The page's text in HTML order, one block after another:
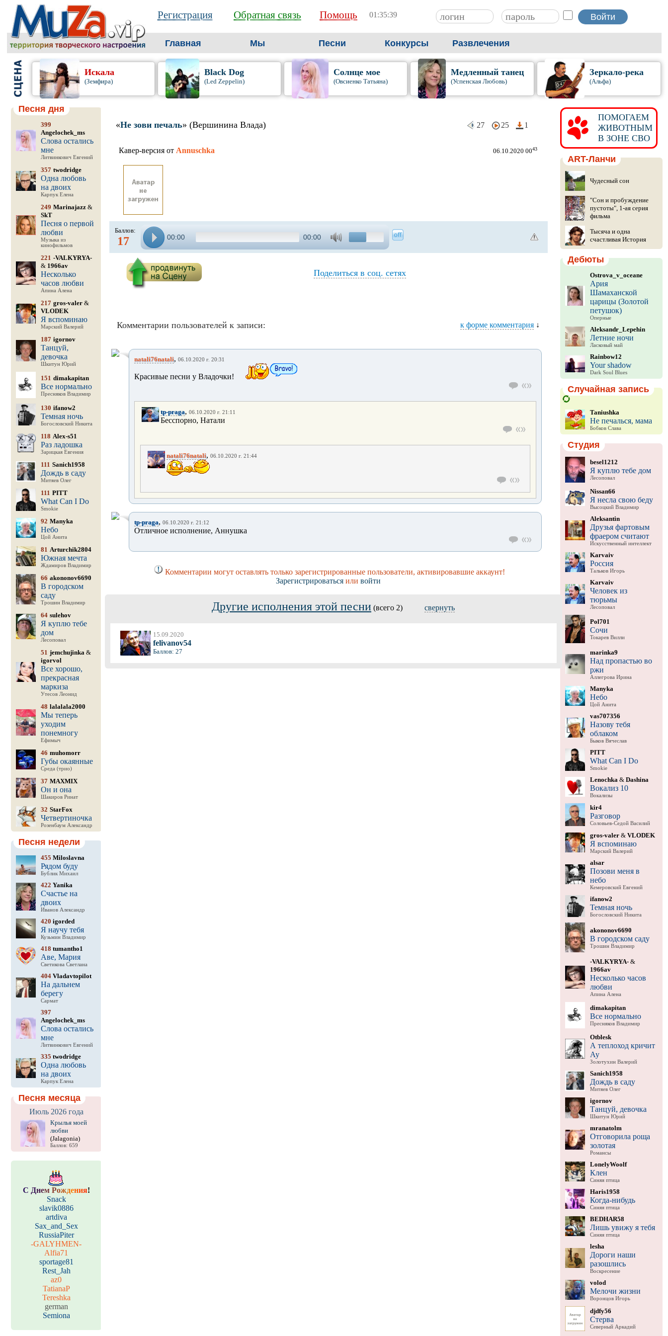
Регистрация Обратная связь Помощь 01:35:40
Главная Мы Песни Конкурсы Развлечения
Искала
(Земфира)
Black Dog
(Led Zeppelin)
Солнце мое
(Овсиенко Татьяна)
Медленный танец
(Успенская Любовь)
Зеркало-река
(Альфа)
Песня дня
399
Angelochek_ms
Слова остались
мне
Литвинкович Евгений
357 twodridge
Одна любовь
на двоих
Карпук Елена
249 Marinajazz&
SkT
Песня о первой
любви
Музыка из
кинофильмов
221 -VALKYRYA-
& 1966av
Несколько
часов любви
Апина Алена
217 gros-valer&
VLODEK
Я вспоминаю
Марский Валерий
187 igornov
Танцуй,
девочка
Шкитун Юрий
151 dimakapitan
Все нормально
Пресняков Владимир
130 ifanow2
Темная ночь
Богословский Никита
118 Alex-s51
Раз ладошка
Зарицкая Евгения
111 Sanich1958
Дождь в саду
Митяев Олег
111 PITT
What Can I Do
Smokie
92 Manyka
Небо
Цой Анита
81 Arturchik2804
Южная мечта
Ждамиров Владимир
66 akononov6690
В городском
саду
Трошин Владимир
64 sulehov
Я куплю тебе
дом
Лесоповал
51 jemchujinka&
igorvol
Все хорошо,
прекрасная
маркиза
Утесов Леонид
48 lalalala2000
Мы теперь
уходим
понемногу
Ефимыч
46 muhomorr
Губы окаянные
Среда (трио)
37 MAXMIX
Он и она
Шакиров Ринат
32 StarFox
Четвертиночка
Розенбаум Александр
Песня недели
455 Miloslavna
Рядом буду
Бублик Михаил
422 Yanika
Счастье на
двоих
Иванов Александр
420 igorded
Я научу тебя
Кузьмин Владимир
418 tumantho1
Аве, Мария
Светикова Светлана
404Vladavtopilot
На дальнем
берегу
Сармат
397
Angelochek_ms
Слова остались
мне
Литвинкович Евгений
335 twodridge
Одна любовь
на двоих
Карпук Елена
Песня месяца
Июль 2026 года
Крылья моей
любви
(Jalagonia)
Баллов: 659
С Днем Рождения!
Snack
slavik0886
artdiva
Sax_and_Sex
RussiaPiter
-GALYHMEN-
Alfia71
sportage81
Rest_Jah
az0
TatianaP
Tereshka
german
Semiona
«Не зови печаль» (Вершинина Влада) 27 25 1
Кавер-версия от Annuschka 06.10.2020 0043
Баллов:
17 00:00 00:00
Поделиться в соц. сетях
Комментарии пользователей к записи: к форме комментария ↓
natali76natali, 06.10.2020 г. 20:31
Красивые песни у Владочки!
tp-praga, 06.10.2020 г. 21:11
Бесспорно, Натали
natali76natali, 06.10.2020 г. 21:44
tp-praga, 06.10.2020 г. 21:12
Отличное исполнение, Аннушка
Комментарии могут оставлять только зарегистрированные пользователи, активировавшие аккаунт!
Зарегистрироваться или войти
Другие исполнения этой песни (всего 2) свернуть
15.09.2020
felivanov54
Баллов: 27
ПОМОГАЕМ
ЖИВОТНЫМ
В ЗОНЕ СВО
ART-Ланчи
Чудесный сон
"Сон и пробуждение
пустоты", 1-ая серия
фильма
Тысяча и одна
счастливая История
Дебюты
Ostrova_v_oceane
Ария
Шамаханской
царицы (Золотой
петушок)
Оперные
Aleksandr_Lepehin
Летние ночи
Ласковый май
Rainbow12
Your shadow
Dark Soul Blues
Случайная запись
Taniushka
Не печалься, мама
Бобков Слава
Студия
besel1212
Я куплю тебе дом
Лесоповал
Nissan66
Я несла свою беду
Высоцкий Владимир
Aleksantin
Друзья фартовым
фраером считают
Искусственный интеллект
Karvaiv
Россия
Тальков Игорь
Karvaiv
Человек из
тюрьмы
Лесоповал
Pol701
Сочи
Токарев Вилли
marinka9
Над пропастью во
ржи
Аллегрова Ирина
Manyka
Небо
Цой Анита
vas707356
Назову тебя
облаком
Быков Вячеслав
PITT
What Can I Do
Smokie
Lenochka & Dashina
Вокализ 10
Вокализы
kir4
Разговор
Соловьев-Седой Василий
gros-valer& VLODEK
Я вспоминаю
Марский Валерий
alsar
Позови меня в
небо
Кемеровский Евгений
ifanow2
Темная ночь
Богословский Никита
akononov6690
В городском саду
Трошин Владимир
-VALKYRYA-&
1966av
Несколько часов
любви
Апина Алена
dimakapitan
Все нормально
Пресняков Владимир
Otblesk
А теплоход кричит
Ау
Золотухин Валерий
Sanich1958
Дождь в саду
Митяев Олег
igornov
Танцуй, девочка
Шкитун Юрий
mranatolm
Отговорила роща
золотая
Романсы
LonelyWoolf
Клен
Синяя птица
Haris1958
Когда-нибудь
Синяя птица
BEDHAR58
Лишь увижу я тебя
Синяя птица
lesha
Дороги наши
разошлись
Воскресение
volod
Мелочи жизни
Воронцов Игорь
djdfy56
Стерва
Северный Аркадий